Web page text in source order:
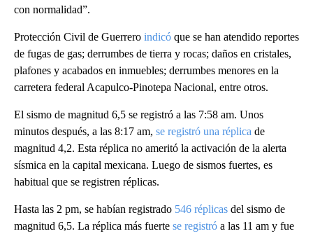
con normalidad”.
Protección Civil de Guerrero indicó que se han atendido reportes
de fugas de gas; derrumbes de tierra y rocas; daños en cristales,
plafones y acabados en inmuebles; derrumbes menores en la
carretera federal Acapulco-Pinotepa Nacional, entre otros.
El sismo de magnitud 6,5 se registró a las 7:58 am. Unos
minutos después, a las 8:17 am, se registró una réplica de
magnitud 4,2. Esta réplica no ameritó la activación de la alerta
sísmica en la capital mexicana. Luego de sismos fuertes, es
habitual que se registren réplicas.
Hasta las 2 pm, se habían registrado 546 réplicas del sismo de
magnitud 6,5. La réplica más fuerte se registró a las 11 am y fue